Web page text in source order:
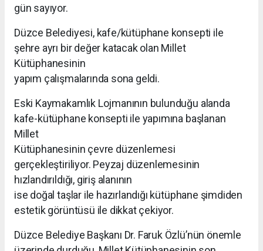
gün sayıyor.
Düzce Belediyesi, kafe/kütüphane konsepti ile
şehre ayrı bir değer katacak olan Millet
Kütüphanesinin
yapım çalışmalarında sona geldi.
Eski Kaymakamlık Lojmanının bulunduğu alanda
kafe-kütüphane konsepti ile yapımına başlanan
Millet
Kütüphanesinin çevre düzenlemesi
gerçekleştiriliyor. Peyzaj düzenlemesinin
hızlandırıldığı, giriş alanının
ise doğal taşlar ile hazırlandığı kütüphane şimdiden
estetik görüntüsü ile dikkat çekiyor.
Düzce Belediye Başkanı Dr. Faruk Özlü’nün önemle